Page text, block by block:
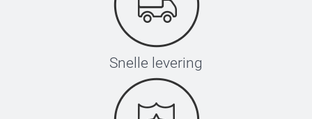
Snelle levering